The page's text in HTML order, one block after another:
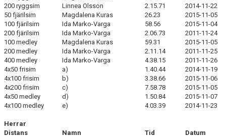
SÄSONGS-OCH TÄVLINGSPLANERING (STP) 2025-2028
NYHETSARKIV
ANMÄLAN TILL GRUPPER/SIMSKOLA
TRYGG TRITON
200 ryggsim
Linnea Olsson 2.15.71
2014-11-22
50 fjärilsim
Magdalena Kuras 26.23
2015-11-05
100 fjärilsim
Ida Marko-Varga 58.56
2015-11-04
200 fjärilsim
Ida Marko-Varga 2.06.73
2011-11-24
100 medley
Magdalena Kuras 59.31
2015-11-05
200 medley
Ida Marko-Varga 2.11.14
2011-11-25
400 medley
Ida Marko-Varga 4.38.15
2011-11-26
4x50 frisim
a) 1.40.44
2014-11-19
4x100 frisim
b) 3.38.66
2015-11-06
4x200 frisim
c) 7.58.78
2015-11-05
4x50 medley
d) 1.50.84
2015-11-07
4x100 medley
e) 4.03.39 2014-11-23
Herrar
Distans
Namn Tid
Datum